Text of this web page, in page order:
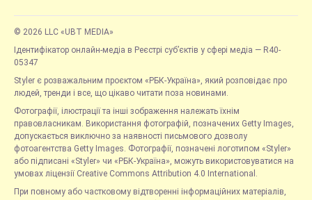
© 2026 LLC «UBT MEDIA»
Ідентифікатор онлайн-медіа в Реєстрі суб’єктів у сфері медіа — R40-
05347
Styler є розважальним проєктом «РБК-Україна», який розповідає про
людей, тренди і все, що цікаво читати поза новинами.
Фотографії, ілюстрації та інші зображення належать їхнім
правовласникам. Використання фотографій, позначених Getty Images,
допускається виключно за наявності письмового дозволу
фотоагентства Getty Images. Фотографії, позначені логотипом «Styler»
або підписані «Styler» чи «РБК-Україна», можуть використовуватися на
умовах ліцензії Creative Commons Attribution 4.0 International.
При повному або частковому відтворенні інформаційних матеріалів,